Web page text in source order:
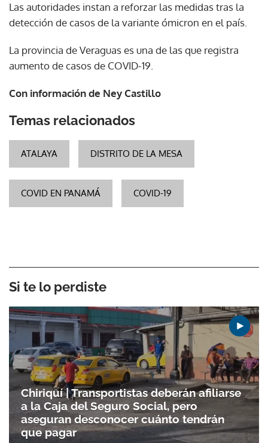
Las autoridades instan a reforzar las medidas tras la
detección de casos de la variante ómicron en el país.
La provincia de Veraguas es una de las que registra
aumento de casos de COVID-19.
Con información de Ney Castillo
Temas relacionados
ATALAYA DISTRITO DE LA MESA
COVID EN PANAMÁ COVID-19
Si te lo perdiste
Chiriquí | Transportistas deberán afiliarse
a la Caja del Seguro Social, pero
aseguran desconocer cuánto tendrán
que pagar